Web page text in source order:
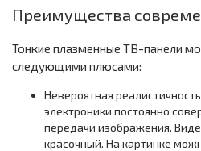
Преимущества
Тонкие плазменные ТВ-панели
следующими плюсами:
Невероятная
электроники постоянно
передачи изображения.
красочный. На картинке